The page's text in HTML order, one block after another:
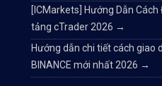
[ICMarkets] Hướng Dẫn
tảng cTrader 2026 →
Hướng dẫn chi tiết cách giao
BINANCE mới nhất 2026 →